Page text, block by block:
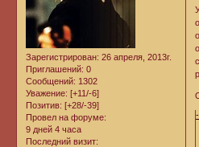
Зарегистрирован: 26 апреля, 2013г.
Приглашений: 0
Сообщений: 1302
Уважение: [+11/-6]
Позитив: [+28/-39]
Провел на форуме:
9 дней 4 часа
Последний визит: